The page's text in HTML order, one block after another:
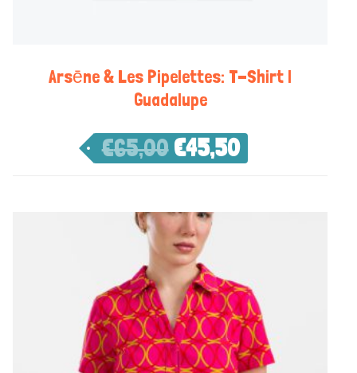
Arsēne & Les Pipelettes: T-Shirt |
Guadalupe
€65,00 €45,50